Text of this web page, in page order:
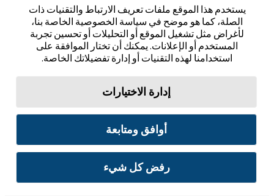
يستخدم هذا الموقع ملفات تعريف الارتباط والتقنيات ذات
الصلة، كما هو موضح في سياسة الخصوصية الخاصة بنا،
لأغراض مثل تشغيل الموقع أو التحليلات أو تحسين تجربة
المستخدم أو الإعلانات. يمكنك أن تختار الموافقة على
استخدامنا لهذه التقنيات أو إدارة تفضيلاتك الخاصة.
إدارة الاختيارات
أوافق ومتابعة
رفض كل شيء